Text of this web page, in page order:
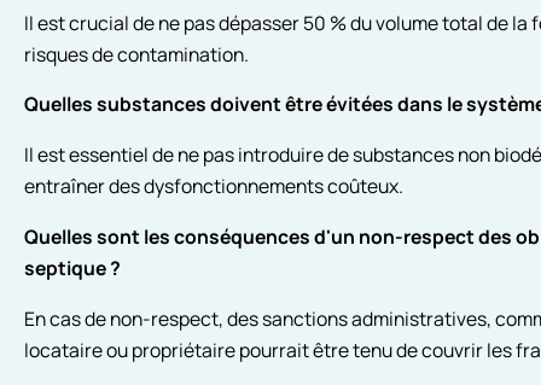
Il est crucial de ne pas dépasser 50 % du volume total de
risques de contamination.
Quelles substances doivent être évitées dans le
Il est essentiel de ne pas introduire de substances non
entraîner des dysfonctionnements coûteux.
Quelles sont les conséquences d'un non-respect des
septique ?
En cas de non-respect, des sanctions administratives,
locataire ou propriétaire pourrait être tenu de couvrir les